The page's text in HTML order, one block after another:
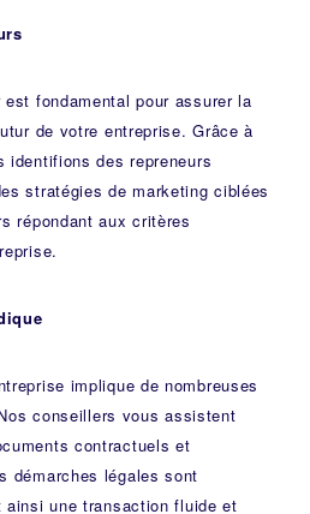
est fondamental pour assurer la
de votre entreprise. Grâce à
identifions des repreneurs
stratégies de marketing ciblées
répondant aux critères
implique de nombreuses
conseillers vous assistent
contractuels et
démarches légales sont
une transaction fluide et